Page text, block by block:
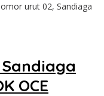
urut 02, Sandiaga
OCE